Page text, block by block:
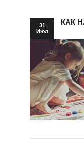
31
Июл
КАК